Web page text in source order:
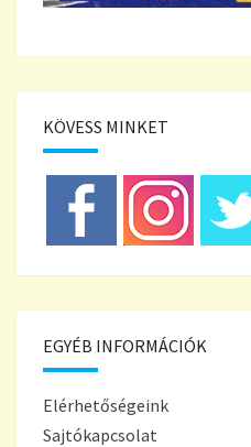
KÖVESS MINKET
EGYÉB INFORMÁCIÓK
Elérhetőségeink
Sajtókapcsolat